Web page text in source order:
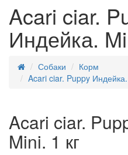
Acari ciar.
Индейка.
Собаки
Корм
Acari ciar. Puppy
Acari ciar.
Mini. 1 кг